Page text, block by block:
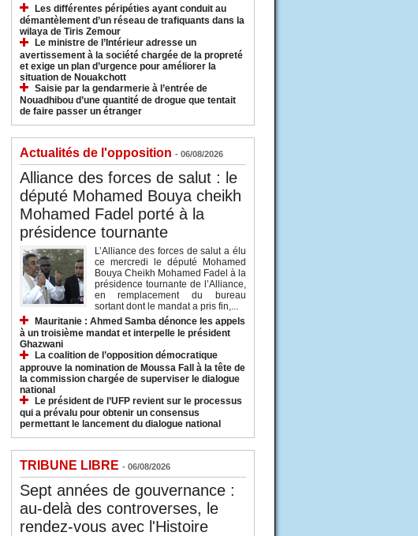
Les différentes péripéties ayant conduit au
démantèlement d’un réseau de trafiquants dans la
wilaya de Tiris Zemour
Le ministre de l’Intérieur adresse un
avertissement à la société chargée de la propreté
et exige un plan d’urgence pour améliorer la
situation de Nouakchott
Saisie par la gendarmerie à l’entrée de
Nouadhibou d’une quantité de drogue que tentait
de faire passer un étranger
Actualités de l'opposition - 06/08/2026
Alliance des forces de salut : le
député Mohamed Bouya cheikh
Mohamed Fadel porté à la
présidence tournante
L’Alliance des forces de salut a élu
ce mercredi le député Mohamed
Bouya Cheikh Mohamed Fadel à la
présidence tournante de l’Alliance,
en remplacement du bureau
sortant dont le mandat a pris fin,...
Mauritanie : Ahmed Samba dénonce les appels
à un troisième mandat et interpelle le président
Ghazwani
La coalition de l’opposition démocratique
approuve la nomination de Moussa Fall à la tête de
la commission chargée de superviser le dialogue
national
Le président de l’UFP revient sur le processus
qui a prévalu pour obtenir un consensus
permettant le lancement du dialogue national
TRIBUNE LIBRE - 06/08/2026
Sept années de gouvernance :
au-delà des controverses, le
rendez-vous avec l'Histoire